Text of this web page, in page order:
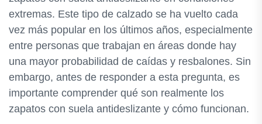
extremas. Este tipo de calzado se ha vuelto cada
vez más popular en los últimos años, especialmente
entre personas que trabajan en áreas donde hay
una mayor probabilidad de caídas y resbalones. Sin
embargo, antes de responder a esta pregunta, es
importante comprender qué son realmente los
zapatos con suela antideslizante y cómo funcionan.